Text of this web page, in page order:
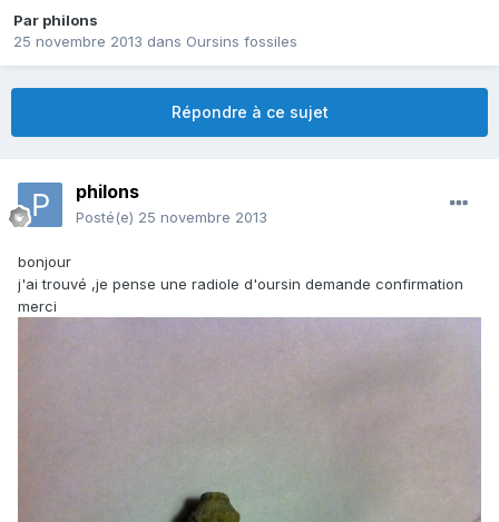
Par philons
25 novembre 2013 dans Oursins fossiles
Répondre à ce sujet
philons
Posté(e) 25 novembre 2013
bonjour
j'ai trouvé ,je pense une radiole d'oursin demande confirmation
merci